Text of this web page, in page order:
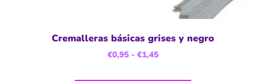
Cremalleras básicas grises y negro
€0,95 - €1,45